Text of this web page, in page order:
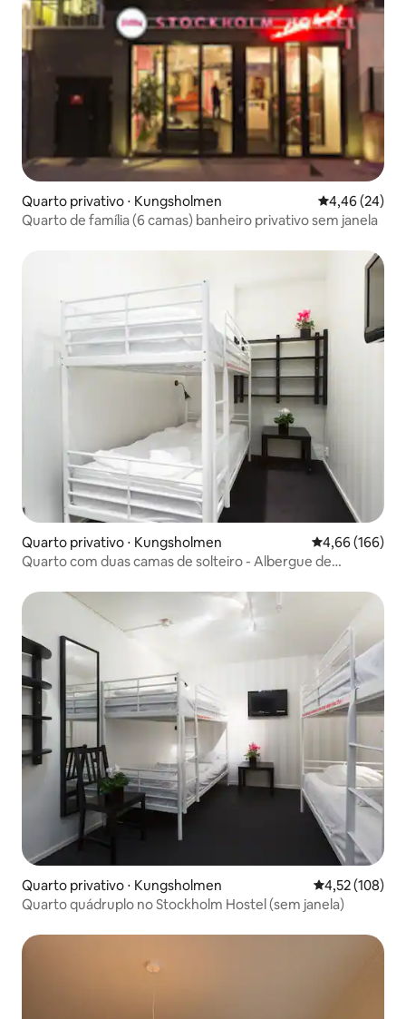
Quarto privativo ⋅ Kungsholmen 4,46 de uma
4,46 (24)
Quarto de família (6 camas) banheiro privativo sem janela
Quarto privativo ⋅ Kungsholmen 4,66 de uma
4,66 (166)
Quarto com duas camas de solteiro - Albergue de
Quarto privativo ⋅ Kungsholmen 4,52 de uma
4,52 (108)
Quarto quádruplo no Stockholm Hostel (sem janela)